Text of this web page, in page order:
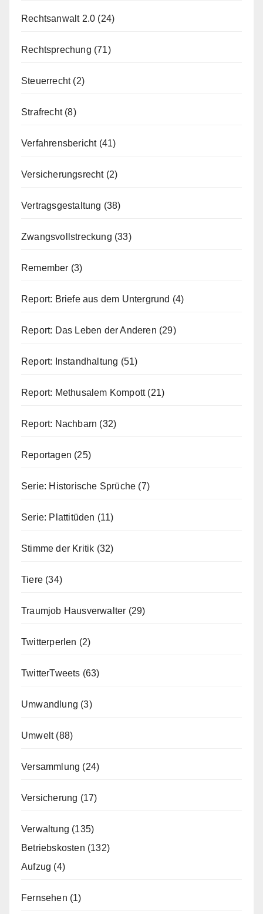
Rechtsanwalt 2.0 (24)
Rechtsprechung (71)
Steuerrecht(2)
Strafrecht(8)
Verfahrensbericht(41)
Versicherungsrecht(2)
Vertragsgestaltung (38)
Zwangsvollstreckung (33)
Remember (3)
Report: Briefe aus dem Untergrund (4)
Report: Das Leben der Anderen (29)
Report: Instandhaltung (51)
Report: Methusalem Kompott(21)
Report: Nachbarn (32)
Reportagen (25)
Serie: Historische Sprüche (7)
Serie: Plattitüden (11)
Stimme der Kritik (32)
Tiere (34)
Traumjob Hausverwalter (29)
Twitterperlen (2)
TwitterTweets (63)
Umwandlung (3)
Umwelt(88)
Versammlung (24)
Versicherung (17)
Verwaltung (135)
Betriebskosten (132)
Aufzug (4)
Fernsehen (1)